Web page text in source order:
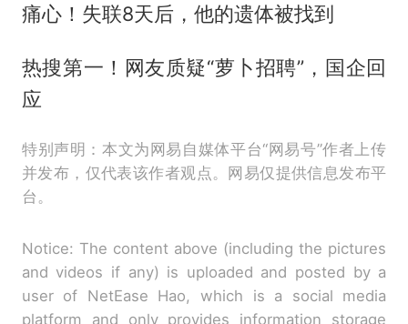
痛心！失联8天后，他的遗体被找到
热搜第一！网友质疑“萝卜招聘”，国企回
应
特别声明：本文为网易自媒体平台“网易号”作者上传
并发布，仅代表该作者观点。网易仅提供信息发布平
台。
Notice: The content above (including the pictures
and videos if any) is uploaded and posted by a
user of NetEase Hao, which is a social media
platform and only provides information storage